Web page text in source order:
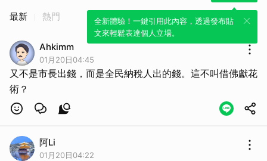
全新體驗！一鍵引用此內容，透過發布貼
文來輕鬆表達個人立場。
最新 熱門
Ahkimm
01月20日04:45
又不是市長出錢，而是全民納稅人出的錢。這不叫借佛獻花
術？
阿Li
01月20日04:22